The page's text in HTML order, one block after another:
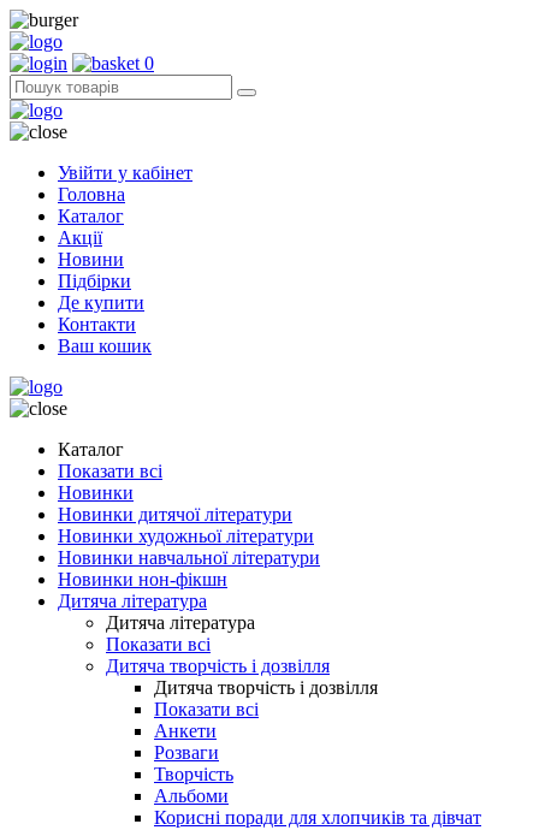
0
Увійти у кабінет
Головна
Каталог
Акції
Новини
Підбірки
Де купити
Контакти
Ваш кошик
Каталог
Показати всі
Новинки
Новинки дитячої літератури
Новинки художньої літератури
Новинки навчальної літератури
Новинки нон-фікшн
Дитяча література
Дитяча література
Показати всі
Дитяча творчість і дозвілля
Дитяча творчість і дозвілля
Показати всі
Анкети
Розваги
Творчість
Альбоми
Корисні поради для хлопчиків та дівчат